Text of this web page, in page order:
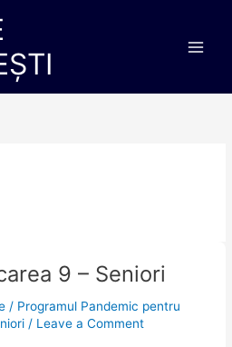
9 – Seniori
/ Programul Pandemic pentru
/ Leave a Comment